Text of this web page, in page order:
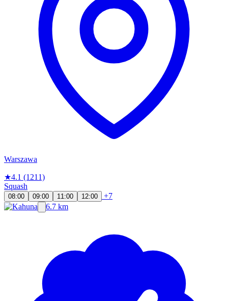
Warszawa
★4.1 (1211)
Squash
08:00 09:00 11:00 12:00
+7
6.7 km